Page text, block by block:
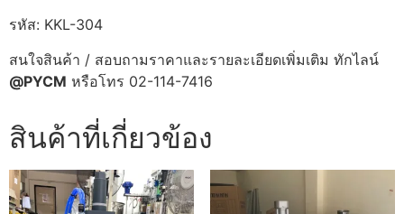
รหัส: KKL-304
สนใจสินค้า / สอบถามราคาและรายละเอียดเพิ่มเติม ทักไลน์
@PYCM หรือโทร 02-114-7416
สินค้าที่เกี่ยวข้อง